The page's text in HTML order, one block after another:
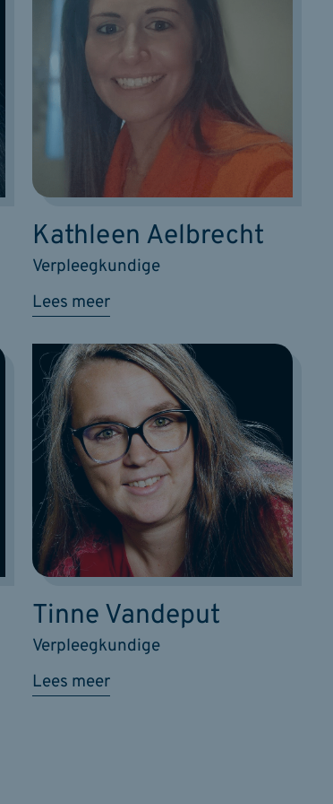
Lees meer
Verpleegkundige
Kathleen Aelbrecht
Lees meer
Verpleegkundige
Tinne Vandeput